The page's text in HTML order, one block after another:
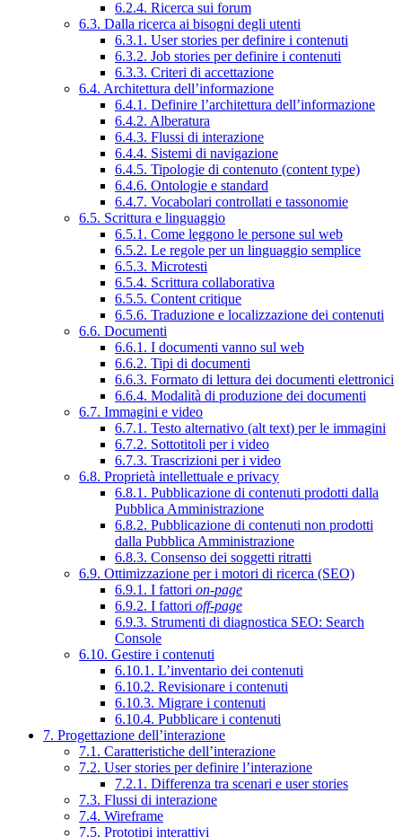
6.2.4. Ricerca sui forum
6.3. Dalla ricerca ai bisogni degli utenti
6.3.1. User stories per definire i contenuti
6.3.2. Job stories per definire i contenuti
6.3.3. Criteri di accettazione
6.4. Architettura dell’informazione
6.4.1. Definire l’architettura dell’informazione
6.4.2. Alberatura
6.4.3. Flussi di interazione
6.4.4. Sistemi di navigazione
6.4.5. Tipologie di contenuto (content type)
6.4.6. Ontologie e standard
6.4.7. Vocabolari controllati e tassonomie
6.5. Scrittura e linguaggio
6.5.1. Come leggono le persone sul web
6.5.2. Le regole per un linguaggio semplice
6.5.3. Microtesti
6.5.4. Scrittura collaborativa
6.5.5. Content critique
6.5.6. Traduzione e localizzazione dei contenuti
6.6. Documenti
6.6.1. I documenti vanno sul web
6.6.2. Tipi di documenti
6.6.3. Formato di lettura dei documenti elettronici
6.6.4. Modalità di produzione dei documenti
6.7. Immagini e video
6.7.1. Testo alternativo (alt text) per le immagini
6.7.2. Sottotitoli per i video
6.7.3. Trascrizioni per i video
6.8. Proprietà intellettuale e privacy
6.8.1. Pubblicazione di contenuti prodotti dalla
Pubblica Amministrazione
6.8.2. Pubblicazione di contenuti non prodotti
dalla Pubblica Amministrazione
6.8.3. Consenso dei soggetti ritratti
6.9. Ottimizzazione per i motori di ricerca (SEO)
6.9.1. I fattori on-page
6.9.2. I fattori off-page
6.9.3. Strumenti di diagnostica SEO: Search
Console
6.10. Gestire i contenuti
6.10.1. L’inventario dei contenuti
6.10.2. Revisionare i contenuti
6.10.3. Migrare i contenuti
6.10.4. Pubblicare i contenuti
7. Progettazione dell’interazione
7.1. Caratteristiche dell’interazione
7.2. User stories per definire l’interazione
7.2.1. Differenza tra scenari e user stories
7.3. Flussi di interazione
7.4. Wireframe
7.5. Prototipi interattivi